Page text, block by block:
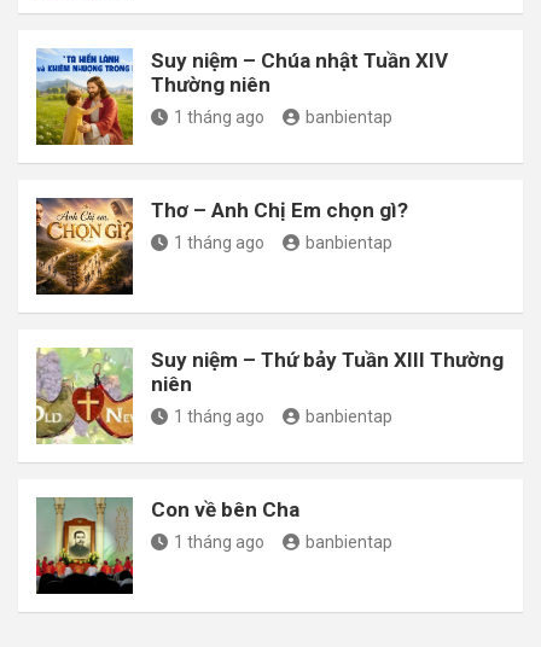
Suy niệm – Chúa nhật Tuần XIV
Thường niên
1 tháng ago banbientap
Thơ – Anh Chị Em chọn gì?
1 tháng ago banbientap
Suy niệm – Thứ bảy Tuần XIII Thường
niên
1 tháng ago banbientap
Con về bên Cha
1 tháng ago banbientap